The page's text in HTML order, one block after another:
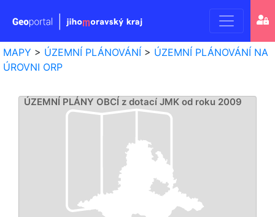
kraje
MAPY > ÚZEMNÍ PLÁNOVÁNÍ> ÚZEMNÍ PLÁNOVÁNÍ NA
ÚROVNI ORP
ÚZEMNÍ PLÁNY OBCÍ z dotací JMK od roku 2009